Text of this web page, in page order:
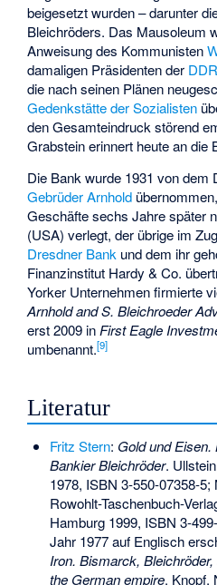
beigesetzt wurden – darunter
Bleichröders. Das Mausoleum
Anweisung des Kommunisten
damaligen Präsidenten der DDR
die nach seinen Plänen
Gedenkstätte der Sozialisten
den Gesamteindruck störend
Grabstein erinnert heute an die
Die Bank wurde 1931 von dem
Gebrüder Arnhold
Geschäfte sechs Jahre später
(USA) verlegt, der übrige im
Dresdner Bank und dem ihr
Finanzinstitut Hardy & Co.
Yorker Unternehmen firmierte
Arnhold and S. Bleichroeder
erst 2009 in First Eagle
umbenannt.[9]
Literatur
Fritz Stern: Gold und
Bankier Bleichröder.
1978, ISBN 3-550-07358-5;
Rowohlt-Taschenbuch-
Hamburg 1999, ISBN 3-
Jahr 1977 auf Englisch
Iron. Bismarck,
the German empire. Knopf,